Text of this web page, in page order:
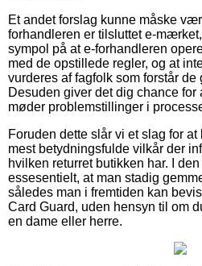
Et andet forslag kunne måske
forhandleren er tilsluttet e-
sympol på at e-forhandleren
med de opstillede regler, og at
vurderes af fagfolk som forstår
Desuden giver det dig chance for
møder problemstillinger i
Foruden dette slår vi et slag for
mest betydningsfulde vilkår der
hvilken returret butikken har. I
essesentielt, at man stadig
således man i fremtiden kan
Card Guard, uden hensyn til om
en dame eller herre.